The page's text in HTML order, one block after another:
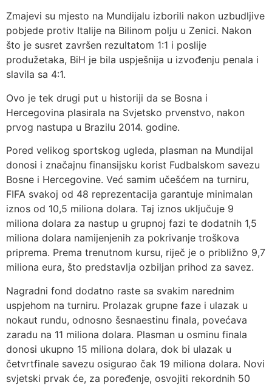
Zmajevi su mjesto na Mundijalu izborili nakon uzbudljive
pobjede protiv Italije na Bilinom polju u Zenici. Nakon
što je susret završen rezultatom 1:1 i poslije
produžetaka, BiH je bila uspješnija u izvođenju penala i
slavila sa 4:1.
Ovo je tek drugi put u historiji da se Bosna i
Hercegovina plasirala na Svjetsko prvenstvo, nakon
prvog nastupa u Brazilu 2014. godine.
Pored velikog sportskog ugleda, plasman na Mundijal
donosi i značajnu finansijsku korist Fudbalskom savezu
Bosne i Hercegovine. Već samim učešćem na turniru,
FIFA svakoj od 48 reprezentacija garantuje minimalan
iznos od 10,5 miliona dolara. Taj iznos uključuje 9
miliona dolara za nastup u grupnoj fazi te dodatnih 1,5
miliona dolara namijenjenih za pokrivanje troškova
priprema. Prema trenutnom kursu, riječ je o približno 9,7
miliona eura, što predstavlja ozbiljan prihod za savez.
Nagradni fond dodatno raste sa svakim narednim
uspjehom na turniru. Prolazak grupne faze i ulazak u
nokaut rundu, odnosno šesnaestinu finala, povećava
zaradu na 11 miliona dolara. Plasman u osminu finala
donosi ukupno 15 miliona dolara, dok bi ulazak u
četvrtfinale savezu osigurao čak 19 miliona dolara. Novi
svjetski prvak će, za poređenje, osvojiti rekordnih 50